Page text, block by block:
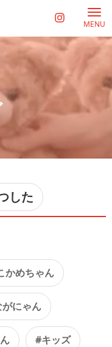
MENU
した
かめちゃん
にゃん
#キッズ